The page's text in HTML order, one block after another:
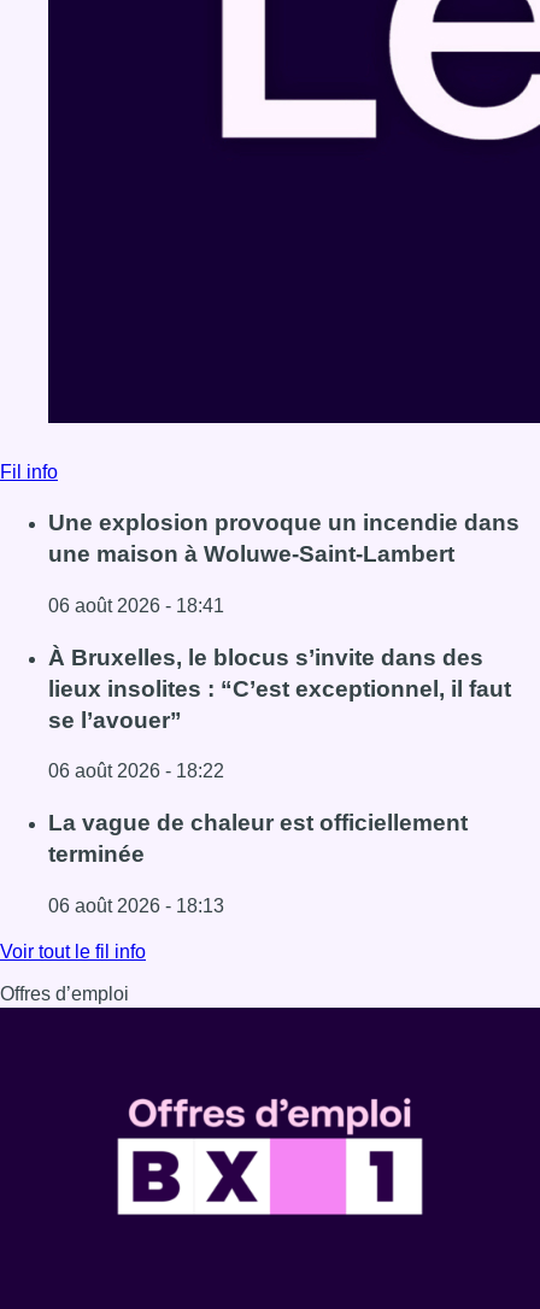
Fil info
Une explosion provoque un incendie dans
une maison à Woluwe-Saint-Lambert
06 août 2026 - 18:41
Lire l'article Une explosion provoque un incendie dans
À Bruxelles, le blocus s’invite dans des
lieux insolites : “C’est exceptionnel, il faut
se l’avouer”
06 août 2026 - 18:22
Lire l'article À Bruxelles, le blocus s’invite dans des lieux
La vague de chaleur est officiellement
terminée
06 août 2026 - 18:13
Lire l'article La vague de chaleur est officiellement
Voir tout le fil info
Offres d’emploi